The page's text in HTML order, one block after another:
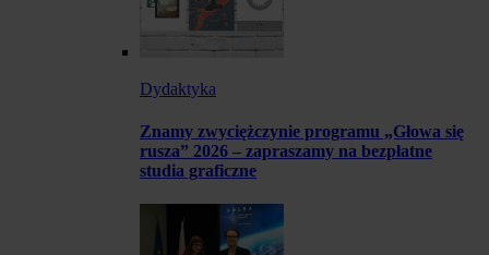
Dydaktyka
Znamy zwyciężczynie programu „Głowa się
rusza” 2026 – zapraszamy na bezpłatne
studia graficzne